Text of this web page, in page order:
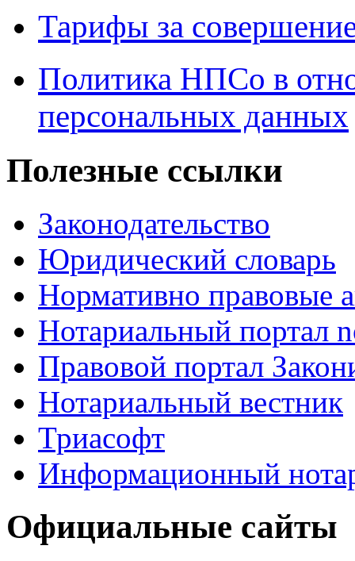
Тарифы за
Политика НПСо в
персональных данных
Полезные ссылки
Законодательство
Юридический словарь
Нормативно правовые
Нотариальный портал
Правовой портал
Нотариальный вестник
Триасофт
Информационный
Официальные сайты